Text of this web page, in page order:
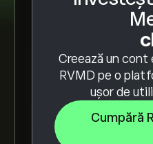
Creează un cont
RVMD pe o
ușor de
Cumpără